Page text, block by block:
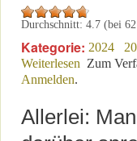
Durchschnitt: 4.7 (bei 62
Kategorie: 2024
Weiterlesen über
Zum
Anmelden.
Allerlei: